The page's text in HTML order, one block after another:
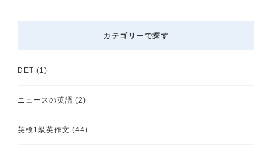
カテゴリーで探す
DET (1)
ニュースの英語 (2)
英検1級英作文 (44)